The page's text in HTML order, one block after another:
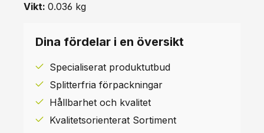
Vikt: 0.036 kg
Dina fördelar i en översikt
Specialiserat produktutbud
Splitterfria förpackningar
Hållbarhet och kvalitet
Kvalitetsorienterat Sortiment